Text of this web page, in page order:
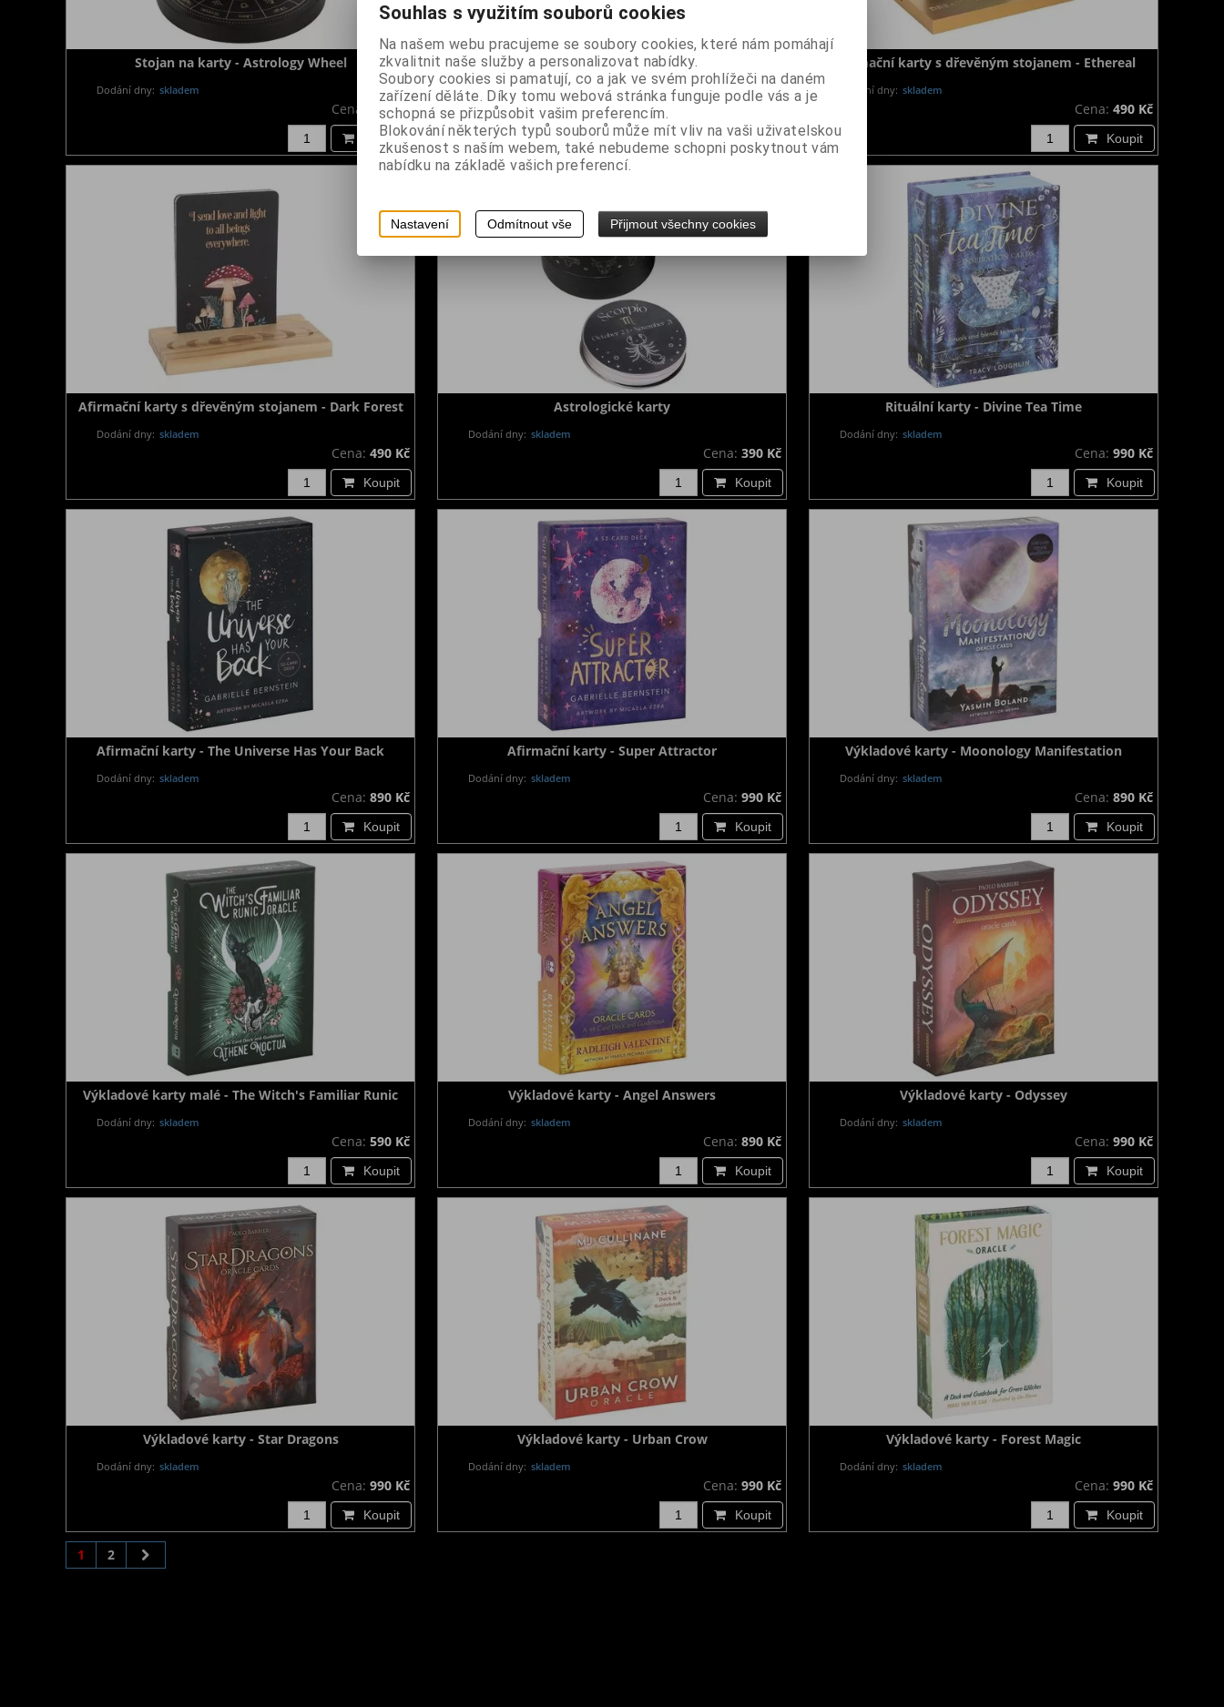
Stojan na karty - Astrology Wheel
Dodání dny: skladem
Cena: 390 Kč
Koupit
Stojan na karty a svíčku - Daily Guidance
Dodání dny: 21
Cena:
Afirmační karty s dřevěným stojanem - Ethereal
Dodání dny: skladem
Cena: 490 Kč
Koupit
Afirmační karty s dřevěným stojanem - Dark Forest
Dodání dny: skladem
Cena: 490 Kč
Koupit
Astrologické karty
Dodání dny: skladem
Cena: 390 Kč
Koupit
Rituální karty - Divine Tea Time
Dodání dny: skladem
Cena: 990 Kč
Koupit
Afirmační karty - The Universe Has Your Back
Dodání dny: skladem
Cena: 890 Kč
Koupit
Afirmační karty - Super Attractor
Dodání dny: skladem
Cena: 990 Kč
Koupit
Výkladové karty - Moonology Manifestation
Dodání dny: skladem
Cena: 890 Kč
Koupit
Výkladové karty malé - The Witch's Familiar Runic
Dodání dny: skladem
Cena: 590 Kč
Koupit
Výkladové karty - Angel Answers
Dodání dny: skladem
Cena: 890 Kč
Koupit
Výkladové karty - Odyssey
Dodání dny: skladem
Cena: 990 Kč
Koupit
Výkladové karty - Star Dragons
Dodání dny: skladem
Cena: 990 Kč
Koupit
Výkladové karty - Urban Crow
Dodání dny: skladem
Cena: 990 Kč
Koupit
Výkladové karty - Forest Magic
Dodání dny: skladem
Cena: 990 Kč
Koupit
1 2
Souhlas s využitím souborů cookies
Na našem webu pracujeme se soubory cookies, které nám pomáhají
zkvalitnit naše služby a personalizovat nabídky.
Soubory cookies si pamatují, co a jak ve svém prohlížeči na daném
zařízení děláte. Díky tomu webová stránka funguje podle vás a je
schopná se přizpůsobit vašim preferencím.
Blokování některých typů souborů může mít vliv na vaši uživatelskou
zkušenost s naším webem, také nebudeme schopni poskytnout vám
nabídku na základě vašich preferencí.
Nastavení Odmítnout vše Přijmout všechny cookies